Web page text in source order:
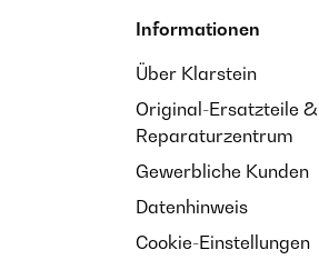
Informationen
Über Klarstein
Original-Ersatzteile &
Reparaturzentrum
Gewerbliche Kunden
Datenhinweis
Cookie-Einstellungen